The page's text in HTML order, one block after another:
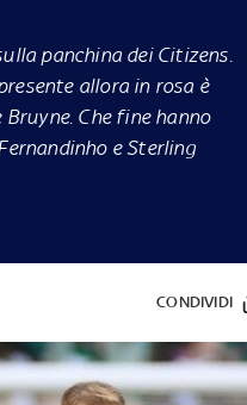
panchina dei Citizens.
allora in rosa è
Che fine hanno
e Sterling
CONDIVIDI